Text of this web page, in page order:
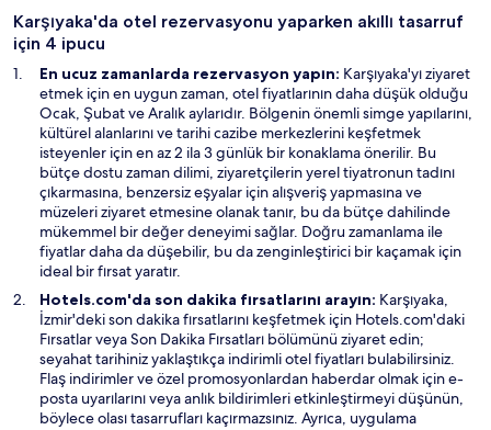
e
ı
e
e
ı
p
e
d
e
a
r
Karşıyaka'da otel rezervasyonu yaparken akıllı tasarruf
için 4 ipucu
En ucuz zamanlarda rezervasyon yapın: Karşıyaka'yı ziyaret
etmek için en uygun zaman, otel fiyatlarının daha düşük olduğu
Ocak, Şubat ve Aralık aylarıdır. Bölgenin önemli simge yapılarını,
kültürel alanlarını ve tarihi cazibe merkezlerini keşfetmek
isteyenler için en az 2 ila 3 günlük bir konaklama önerilir. Bu
bütçe dostu zaman dilimi, ziyaretçilerin yerel tiyatronun tadını
çıkarmasına, benzersiz eşyalar için alışveriş yapmasına ve
müzeleri ziyaret etmesine olanak tanır, bu da bütçe dahilinde
mükemmel bir değer deneyimi sağlar. Doğru zamanlama ile
fiyatlar daha da düşebilir, bu da zenginleştirici bir kaçamak için
ideal bir fırsat yaratır.
Hotels.com'da son dakika fırsatlarını arayın: Karşıyaka,
İzmir'deki son dakika fırsatlarını keşfetmek için Hotels.com'daki
FırsatlarY
e
n
i
b
veya Son Dakika Fırsatları bölümünü ziyaret edin;
seyahat tarihiniz yaklaştıkça indirimli otel fiyatları bulabilirsiniz.
Flaş indirimler ve özel promosyonlardan haberdar olmak için e-
posta uyarılarını veya anlık bildirimleri etkinleştirmeyi düşünün,
böylece olası tasarrufları kaçırmazsınız. Ayrıca, uygulama